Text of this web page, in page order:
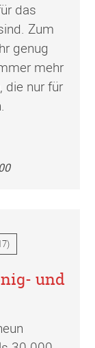
das
Zum
genug
mehr
die nur für
)
und